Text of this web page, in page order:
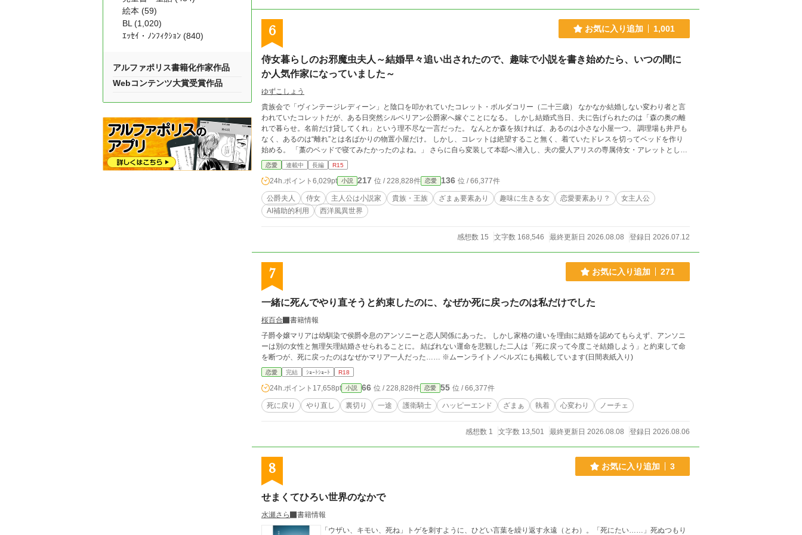
6 お気に入り追加 1,001
侍女暮らしのお邪魔虫夫人～結婚早々追い出されたので、趣味で小説を書き始めたら、いつの間に
か人気作家になっていました～
ゆずこしょう
貴族会で「ヴィンテージレディーン」と陰口を叩かれていたコレット・ボルダコリー（二十三歳） なかなか結婚しない変わり者と言
われていたコレットだが、ある日突然シルベリアン公爵家へ嫁ぐことになる。 しかし結婚式当日、夫に告げられたのは「森の奥の離
れで暮らせ。名前だけ貸してくれ」という理不尽な一言だった。 なんとか森を抜ければ、あるのは小さな小屋一つ。 調理場も井戸も
なく、あるのは“離れ”とは名ばかりの物置小屋だけ。 しかし、コレットは絶望すること無く、着ていたドレスを切ってベッドを作り
始める。 「藁のベッドで寝てみたかったのよね。」 さらに自ら変装して本邸へ潜入し、夫の愛人アリスの専属侍女・アレットとして
働き始めて…… 傲慢な夫と、わがままな義妹。 二人の日常は、小説のネタの宝庫だった。 「せっかくだし、小説を書きましょう。名
前は“お邪魔虫夫人”がいいわね。」 こうして書き上げられた物語は朝刊小説として貴族たちの間で瞬く間に大人気となり、「お邪魔
虫夫人」の名は国中へ広まっていく。 そして誰も気づかないまま、小説に綴られた数々の出来事が、やがて王国に隠された数々の汚
点を白日の下に晒していくことになるのだが……！？
恋愛 連載中 長編 R15
24h.ポイント 6,029pt 小説 217 位 / 228,828件 恋愛 136 位 / 66,377件
公爵夫人 侍女 主人公は小説家 貴族・王族 ざまぁ要素あり 趣味に生きる女 恋愛要素あり？
女主人公
AI補助的利用
西洋風異世界
感想数 15 文字数 168,546 最終更新日 2026.08.08 登録日 2026.07.12
7 お気に入り追加 271
一緒に死んでやり直そうと約束したのに、なぜか死に戻ったのは私だけでした
桜百合
書籍情報
子爵令嬢マリアは幼馴染で侯爵令息のアンソニーと恋人関係にあった。 しかし家格の違いを理由に結婚を認めてもらえず、アンソニ
ーは別の女性と無理矢理結婚させられることに。 結ばれない運命を悲観した二人は「死に戻って今度こそ結婚しよう」と約束して命
を断つが、死に戻ったのはなぜかマリア一人だった…… ※ムーンライトノベルズにも掲載しています(日間表紙入り)
恋愛 完結 ｼｮｰﾄｼｮｰﾄ R18
24h.ポイント 17,658pt 小説 66 位 / 228,828件 恋愛 55 位 / 66,377件
死に戻り やり直し 裏切り 一途 護衛騎士 ハッピーエンド ざまぁ 執着 心変わり ノーチェ
感想数 1 文字数 13,501 最終更新日 2026.08.08 登録日 2026.08.06
8 お気に入り追加 3
せまくてひろい世界のなかで
水瀬さら
書籍情報
「ウザい、キモい、死ね」トゲを刺すように、ひどい言葉を繰り返す永遠（とわ）。「死にたい……」死ぬつもり
絵本 (59)
BL (1,020)
ｴｯｾｲ・ﾉﾝﾌｨｸｼｮﾝ (840)
アルファポリス書籍化作家作品
Webコンテンツ大賞受賞作品